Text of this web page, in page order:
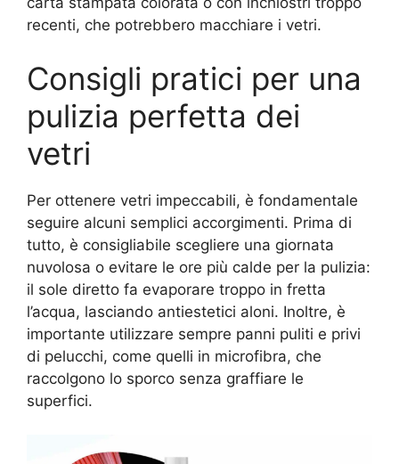
recenti, che potrebbero macchiare i vetri.
Consigli pratici per una
pulizia perfetta dei
vetri
Per ottenere vetri impeccabili, è fondamentale
seguire alcuni semplici accorgimenti. Prima di
tutto, è consigliabile scegliere una giornata
nuvolosa o evitare le ore più calde per la pulizia:
il sole diretto fa evaporare troppo in fretta
l’acqua, lasciando antiestetici aloni. Inoltre, è
importante utilizzare sempre panni puliti e privi
di pelucchi, come quelli in microfibra, che
raccolgono lo sporco senza graffiare le
superfici.